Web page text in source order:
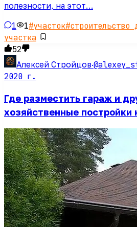
полезности, на этот…
1 1#участок#строительство
участка
52
Алексей Стройцов·
2020 г.
Где разместить гараж и
хозяйственные постройки